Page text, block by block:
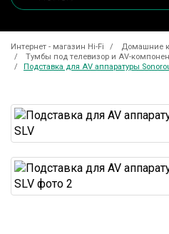
Интернет - магазин Hi-Fi Домашние
Тумбы под телевизор и AV-
Подставка для AV аппаратуры